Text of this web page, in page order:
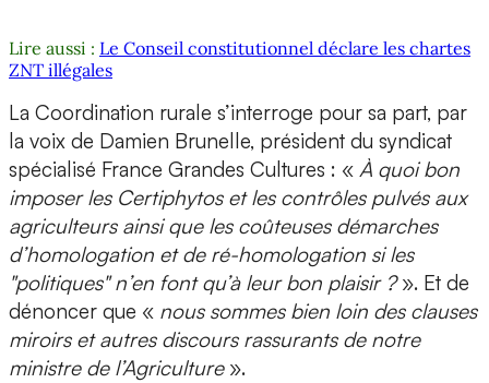
Lire aussi : Le Conseil constitutionnel déclare les chartes
ZNT illégales
La Coordination rurale s’interroge pour sa part, par
la voix de Damien Brunelle, président du syndicat
spécialisé France Grandes Cultures : « À quoi bon
imposer les Certiphytos et les contrôles pulvés aux
agriculteurs ainsi que les coûteuses démarches
d’homologation et de ré-homologation si les
"politiques" n’en font qu’à leur bon plaisir ?». Et de
dénoncer que « nous sommes bien loin des clauses
miroirs et autres discours rassurants de notre
ministre de l’Agriculture ».